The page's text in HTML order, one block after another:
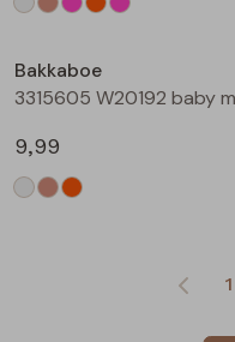
Bakkaboe
9,99
1